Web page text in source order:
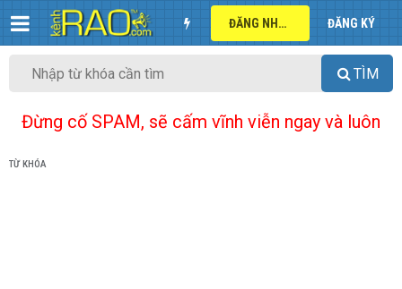
ĐĂNG NHẬP ĐĂNG KÝ
TÌM
Đừng cố SPAM, sẽ cấm vĩnh viễn ngay và luôn
TỪ KHÓA